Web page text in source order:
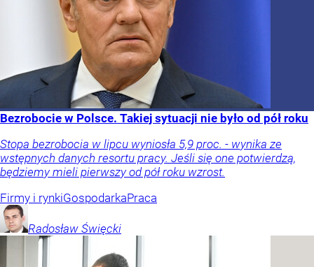
Bezrobocie w Polsce. Takiej sytuacji nie było od pół roku
Stopa bezrobocia w lipcu wyniosła 5,9 proc. - wynika ze
wstępnych danych resortu pracy. Jeśli się one potwierdzą,
będziemy mieli pierwszy od pół roku wzrost.
Firmy i rynkiGospodarkaPraca
Radosław Święcki